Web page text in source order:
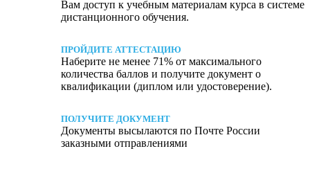
Вам доступ к учебным материалам курса в системе
дистанционного обучения.
ПРОЙДИТЕ АТТЕСТАЦИЮ
Наберите не менее 71% от максимального
количества баллов и получите документ о
квалификации (диплом или удостоверение).
ПОЛУЧИТЕ ДОКУМЕНТ
Документы высылаются по Почте России
заказными отправлениями